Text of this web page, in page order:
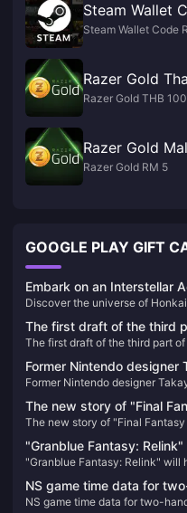
Steam Wallet
Steam Wallet Code
Razer Gold
Razer Gold THB 100
Razer Gold
Razer Gold RM 5
GOOGLE PLAY GIFT
Embark on an Interstellar
Discover the universe of
how to enhance your
guide.
The first draft of the third
has been completed and
The first draft of the third part
Former Nintendo designer
"Phantom Pallu": Officials
countermeasures
Former Nintendo designer
The new story of "Final
around "Zack"
The new story of "Final
"Granblue Fantasy:
broadcast on January 11
"Granblue Fantasy: Relink" will
NS game time data for
NS game time data for two-